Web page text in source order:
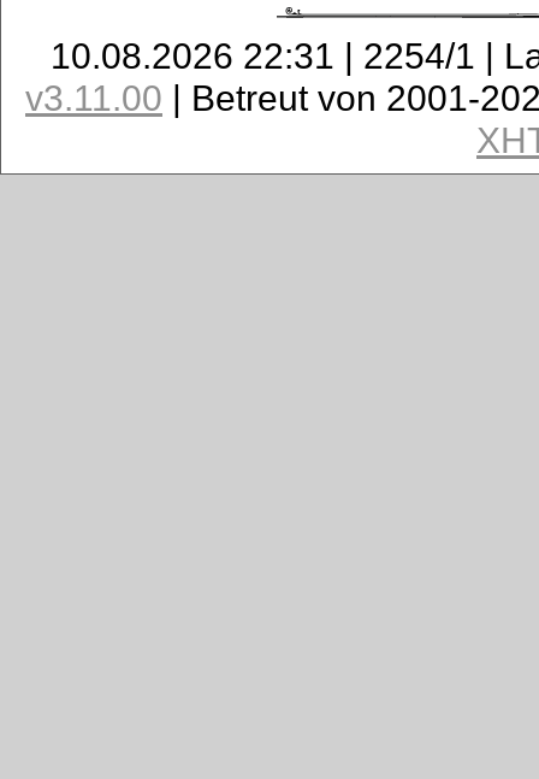
10.08.2026 22:31 | 2254/1 |
v3.11.00 | Betreut von 2001-